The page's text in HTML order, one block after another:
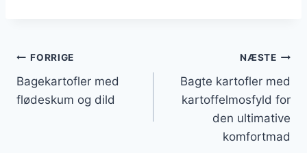
Indlægsnavigation
FORRIGE
Bagekartofler med
flødeskum og dild
NÆSTE
Bagte kartofler med
kartoffelmosfyld for
den ultimative
komfortmad